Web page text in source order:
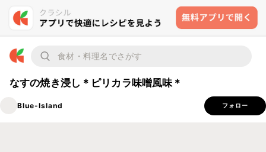
なすの焼き浸し＊ピリカラ味噌風味＊
Blue-Island フォロー